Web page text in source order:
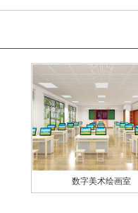
数字美术绘画室